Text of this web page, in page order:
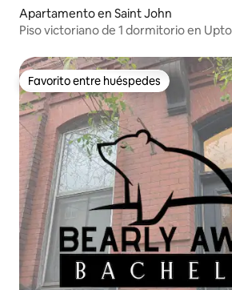
Apartamento en Saint John
Piso victoriano de 1 dormitorio en
Favorito entre huéspedes
Favorito entre huéspedes